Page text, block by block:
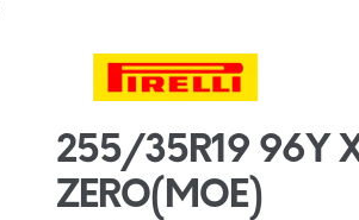
255/35R19 96Y
ZERO(MOE)